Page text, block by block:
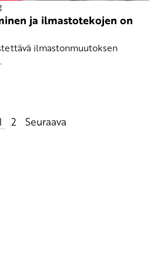
ja ilmastotekojen on
ilmastonmuutoksen
2 Seuraava